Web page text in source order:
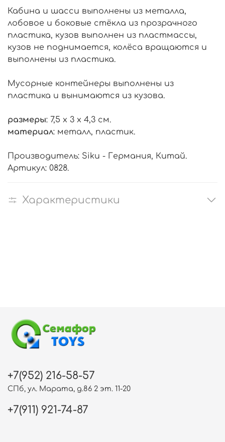
Кабина и шасси выполнены из металла,
лобовое и боковые стёкла из прозрачного
пластика, кузов выполнен из пластмассы,
кузов не поднимается, колёса вращаются и
выполнены из пластика.
Мусорные контейнеры выполнены из
пластика и вынимаются из кузова.
размеры: 7,5 x 3 x 4,3 см.
материал: металл, пластик.
Производитель: Siku - Германия, Китай.
Артикул: 0828.
Характеристики
+7(952) 216-58-57
СПб, ул. Марата, д.86 2 эт. 11-20
+7(911) 921-74-87